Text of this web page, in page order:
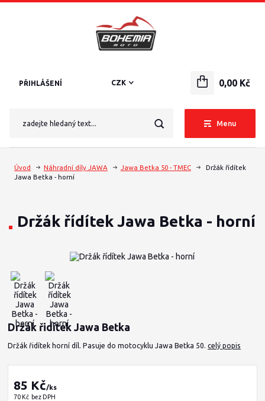
Menu
CZK
PŘIHLÁŠENÍ 0,00 Kč
Úvod Náhradní díly JAWA Jawa Betka 50 - TMEC
Držák řídítek
Jawa Betka - horní
Držák řídítek Jawa Betka - horní
Držák řidítek Jawa Betka
Držák řidítek horní díl. Pasuje do motocyklu Jawa Betka 50.celý popis
85 Kč/ks
70 Kč bez DPH